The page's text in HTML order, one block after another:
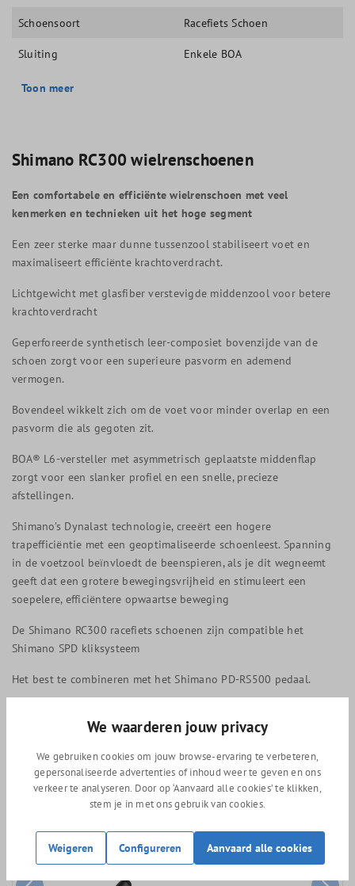
Schoensoort Racefiets Schoen
Sluiting Enkele BOA
Toon meer
Shimano RC300 wielrenschoenen
Een comfortabele en efficiënte wielrenschoen met veel
kenmerken en technieken uit het hoge segment
Een zeer sterke maar dunne tussenzool stabiliseert voet en
maximaliseert efficiënte krachtoverdracht.
Lichtgewicht met glasfiber verstevigde middenzool voor betere
krachtoverdracht
Geperforeerde synthetisch leer-composiet bovenzijde van de
schoen zorgt voor een superieure pasvorm en ademend
vermogen.
Bovendeel wikkelt zich om de voet voor minder overlap en een
pasvorm die als gegoten zit.
BOA® L6-versteller met asymmetrisch geplaatste middenflap
zorgt voor een slanker profiel en een snelle, precieze
afstellingen.
Shimano’s Dynalast technologie, creeërt een hogere
trapefficiëntie met een geoptimaliseerde schoenleest. Spanning
in de voetzool beïnvloedt de beenspieren, als je dit wegneemt
geeft dat een grotere bewegingsvrijheid en stimuleert een
soepelere, efficiëntere opwaartse beweging
De Shimano RC300 racefiets schoenen zijn compatible het
Shimano SPD kliksysteem
Het best te combineren met het Shimano PD-RS500 pedaal.
Vergelijkbare producten
We waarderen jouw privacy
We gebruiken cookies om jouw browse-ervaring te verbeteren,
gepersonaliseerde advertenties of inhoud weer te geven en ons
verkeer te analyseren. Door op ‘Aanvaard alle cookies’ te klikken,
stem je in met ons gebruik van cookies.
Weigeren Configureren Aanvaard alle cookies